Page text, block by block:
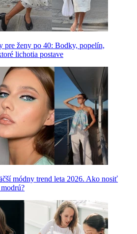
pre ženy po 40: Bodky, popelín,
lichotia postave
módny trend leta 2026. Ako nosiť